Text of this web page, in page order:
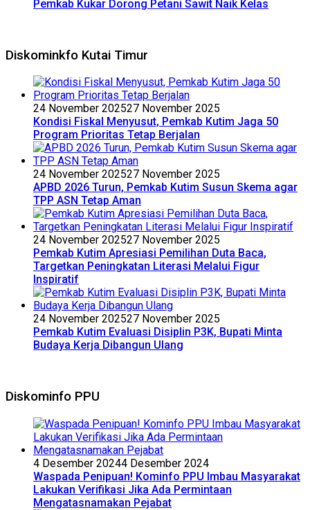
Pemkab Kukar Dorong Petani Sawit Naik Kelas
Diskominkfo Kutai Timur
24 November 202527 November 2025
Kondisi Fiskal Menyusut, Pemkab Kutim Jaga 50
Program Prioritas Tetap Berjalan
24 November 202527 November 2025
APBD 2026 Turun, Pemkab Kutim Susun Skema agar
TPP ASN Tetap Aman
24 November 202527 November 2025
Pemkab Kutim Apresiasi Pemilihan Duta Baca,
Targetkan Peningkatan Literasi Melalui Figur
Inspiratif
24 November 202527 November 2025
Pemkab Kutim Evaluasi Disiplin P3K, Bupati Minta
Budaya Kerja Dibangun Ulang
Diskominfo PPU
4 Desember 20244 Desember 2024
Waspada Penipuan! Kominfo PPU Imbau Masyarakat
Lakukan Verifikasi Jika Ada Permintaan
Mengatasnamakan Pejabat